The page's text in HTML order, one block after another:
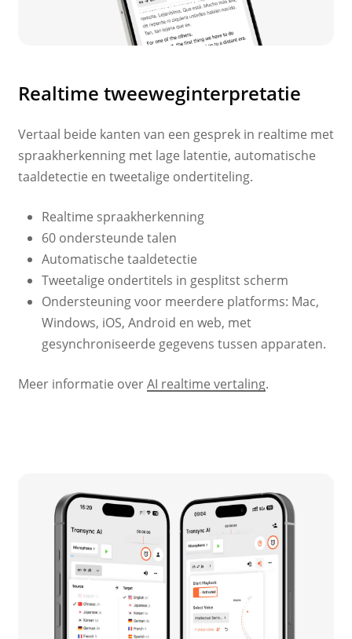
Realtime tweeweginterpretatie
Vertaal beide kanten van een gesprek in realtime met
spraakherkenning met lage latentie, automatische
taaldetectie en tweetalige ondertiteling.
Realtime spraakherkenning
60 ondersteunde talen
Automatische taaldetectie
Tweetalige ondertitels in gesplitst scherm
Ondersteuning voor meerdere platforms: Mac,
Windows, iOS, Android en web, met
gesynchroniseerde gegevens tussen apparaten.
Meer informatie overAI realtime vertaling.